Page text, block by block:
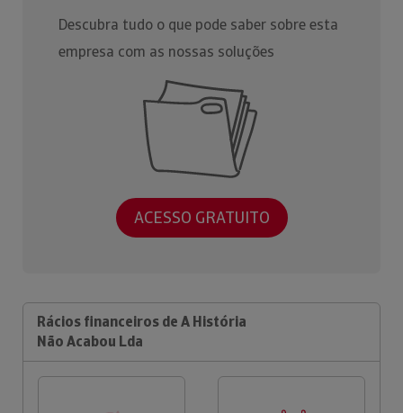
Descubra tudo o que pode saber sobre esta
empresa com as nossas soluções
ACESSO GRATUITO
Rácios financeiros de A História
Não Acabou Lda